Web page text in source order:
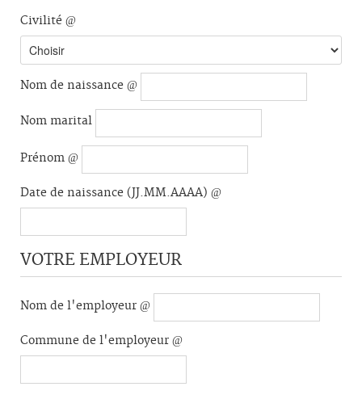
Civilité
Nom de naissance
Nom marital
Prénom
Date de naissance (JJ.MM.AAAA)
VOTRE EMPLOYEUR
Nom de l'employeur
Commune de l'employeur